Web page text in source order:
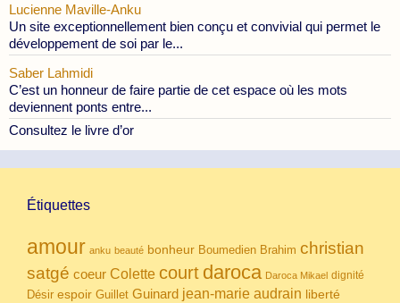
Lucienne Maville-Anku
Un site exceptionnellement bien conçu et convivial qui permet le
développement de soi par le...
Saber Lahmidi
C’est un honneur de faire partie de cet espace où les mots
deviennent ponts entre...
Consultez le livre d’or
Étiquettes
amour anku beauté bonheur Boumedien Brahim christian
satgé coeur Colette court daroca Daroca Mikael dignité
Désir espoir Guillet Guinard jean-marie audrain liberté